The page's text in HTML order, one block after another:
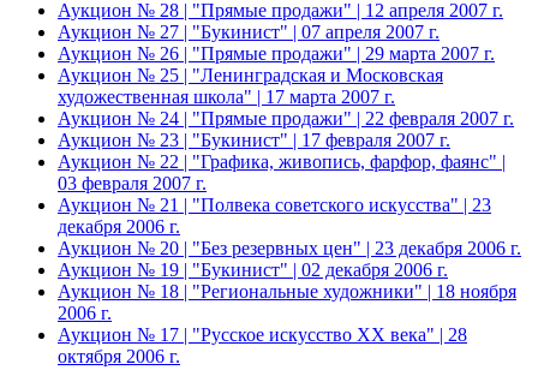
Аукцион № 28 | "Прямые продажи" | 12 апреля 2007 г.
Аукцион № 27 | "Букинист" | 07 апреля 2007 г.
Аукцион № 26 | "Прямые продажи" | 29 марта 2007 г.
Аукцион № 25 | "Ленинградская и Московская
художественная школа" | 17 марта 2007 г.
Аукцион № 24 | "Прямые продажи" | 22 февраля 2007 г.
Аукцион № 23 | "Букинист" | 17 февраля 2007 г.
Аукцион № 22 | "Графика, живопись, фарфор, фаянс" |
03 февраля 2007 г.
Аукцион № 21 | "Полвека советского искусства" | 23
декабря 2006 г.
Аукцион № 20 | "Без резервных цен" | 23 декабря 2006 г.
Аукцион № 19 | "Букинист" | 02 декабря 2006 г.
Аукцион № 18 | "Региональные художники" | 18 ноября
2006 г.
Аукцион № 17 | "Русское искусство XX века" | 28
октября 2006 г.